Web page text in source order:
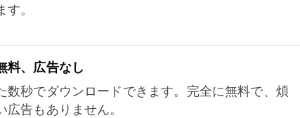
す。
料、広告なし
数秒でダウンロードできます。完全に無料で、煩
広告もありません。